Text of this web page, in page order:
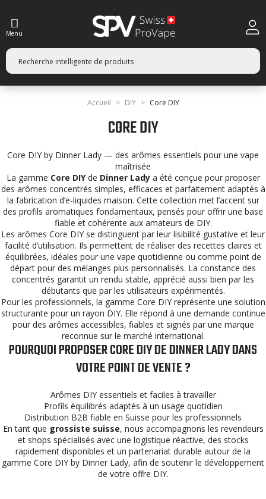
Menu
Accueil DIY Core DIY
CORE DIY
Core DIY by Dinner Lady — des arômes essentiels pour une vape
maîtrisée
La gamme Core DIYde Dinner Ladya été conçue pour proposer
des arômes concentrés simples, efficaces et parfaitement adaptés à
la fabrication d’e-liquides maison. Cette collection met l’accent sur
des profils aromatiques fondamentaux, pensés pour offrir une base
fiable et cohérente aux amateurs de DIY.
Les arômes Core DIY se distinguent par leur lisibilité gustative et leur
facilité d’utilisation. Ils permettent de réaliser des recettes claires et
équilibrées, idéales pour une vape quotidienne ou comme point de
départ pour des mélanges plus personnalisés. La constance des
concentrés garantit un rendu stable, apprécié aussi bien par les
débutants que par les utilisateurs expérimentés.
Pour les professionnels, la gamme Core DIY représente une solution
structurante pour un rayon DIY. Elle répond à une demande continue
pour des arômes accessibles, fiables et signés par une marque
reconnue sur le marché international.
POURQUOI PROPOSER CORE DIY DE DINNER LADY DANS
VOTRE POINT DE VENTE ?
Arômes DIY essentiels et faciles à travailler
Profils équilibrés adaptés à un usage quotidien
Distribution B2B fiable en Suisse pour les professionnels
En tant que grossiste suisse, nous accompagnons les revendeurs
et shops spécialisés avec une logistique réactive, des stocks
rapidement disponibles et un partenariat durable autour de la
gamme Core DIY by Dinner Lady, afin de soutenir le développement
de votre offre DIY.